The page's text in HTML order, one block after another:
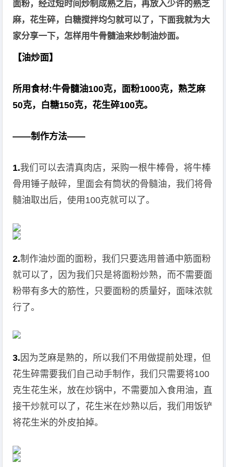
面粉，经过短时间炒制成熟之后，再放入少许的熟芝
麻，花生碎，白糖搅拌均匀就可以了，下面我就为大
家分享一下，怎样用牛骨髓油来炒制油炒面。
【油炒面】
所用食材:牛骨髓油100克，面粉1000克，熟芝麻
50克，白糖150克，花生碎100克。
——制作方法——
1.我们可以去清真肉店，采购一根牛棒骨，将牛棒
骨用锤子敲碎，里面会有筒状的骨髓油，我们将骨
髓油取出后，使用100克就可以了。
2.制作油炒面的面粉，我们只要选用普通中筋面粉
就可以了，因为我们只是将面粉炒熟，而不需要面
粉带有多大的筋性，只要面粉的质量好，面味浓就
行了。
3. 因为芝麻是熟的，所以我们不用做提前处理，但
花生碎需要我们自己动手制作，我们只需要将100
克生花生米，放在炒锅中，不需要加入食用油，直
接干炒就可以了，花生米在炒熟以后，我们用饭铲
将花生米的外皮拍掉。